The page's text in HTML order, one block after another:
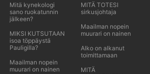
Mitä kynekologi
sano ruokatunnin
jälkeen?
MIKSI KUTSUTAAN
isoa töppäystä
Pauligilla?
Maailman nopein
muurari on nainen
MITÄ TOTESI
sirkusjohtaja
Maailman nopein
muurari on nainen
Alko on alkanut
toimittamaan
MITÄ